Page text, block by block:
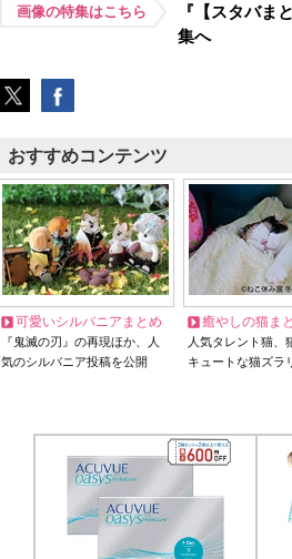
画像の特集はこちら
『【スタバま
集へ
おすすめコンテンツ
可愛いシルバニアまとめ
『鬼滅の刃』の再現ほか、人
気のシルバニア投稿を公開
癒やしの猫ま
人気タレント猫
キュートな猫ズラ